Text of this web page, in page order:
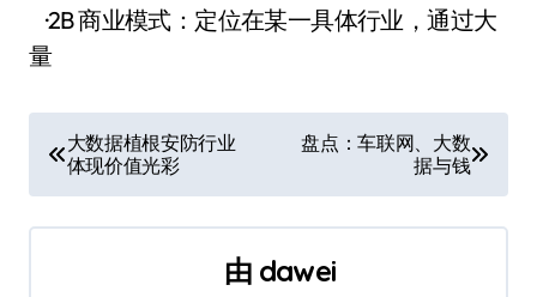
·2B 商业模式：定位在某一具体行业，通过大
量
文
章
导
大数据植根安防行业
体现价值光彩
盘点：车联网、大数
据与钱
由 dawei